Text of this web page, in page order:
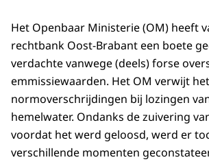
Het Openbaar Ministerie (OM) heeft
rechtbank Oost-Brabant een boete
verdachte vanwege (deels) forse
emmissiewaarden. Het OM verwijt
normoverschrijdingen bij lozingen
hemelwater. Ondanks de zuivering
voordat het werd geloosd, werd er
verschillende momenten